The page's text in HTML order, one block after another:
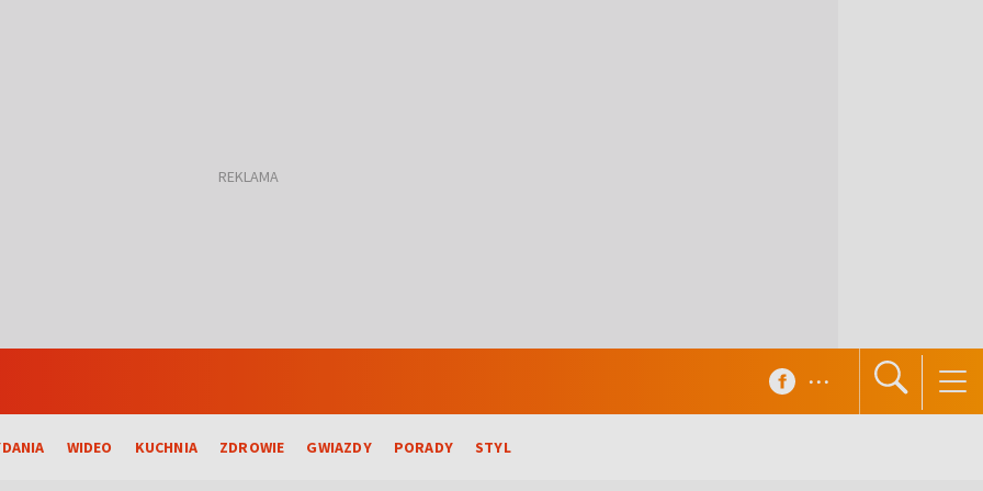
WIDEO KUCHNIA ZDROWIE GWIAZDY PORADY STYL
...